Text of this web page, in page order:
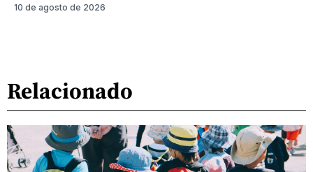
10 de agosto de 2026
Relacionado